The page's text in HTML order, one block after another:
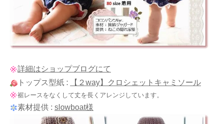
詳細はショップブログにて
トップス型紙 :
【２way】クロシェットキャミソール
裾レースをなくして丈を長くアレンジしています。
素材提供 : slowboat様